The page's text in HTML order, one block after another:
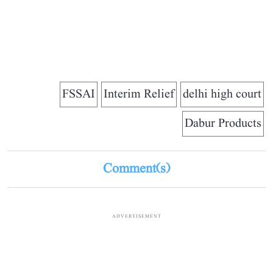
delhi high court
Interim Relief
FSSAI
Dabur Products
Comment(s)
ADVERTISEMENT